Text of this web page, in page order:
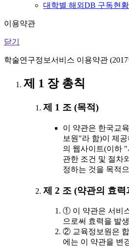
대학별 해외DB 구독현황
이용약관
닫기
학술연구정보서비스 이용약관
제 1 장 총칙
제 1 조 (목적)
이 약관은 한국교
보원"라 함)이 제
의 웹사이트(이하
관한 조건 및 절차
정하는 것을 목적
제 2 조 (약관의 효력
① 이 약관은 서비
으로써 효력을 발
② 교육정보원은
에는 이 약관을 변